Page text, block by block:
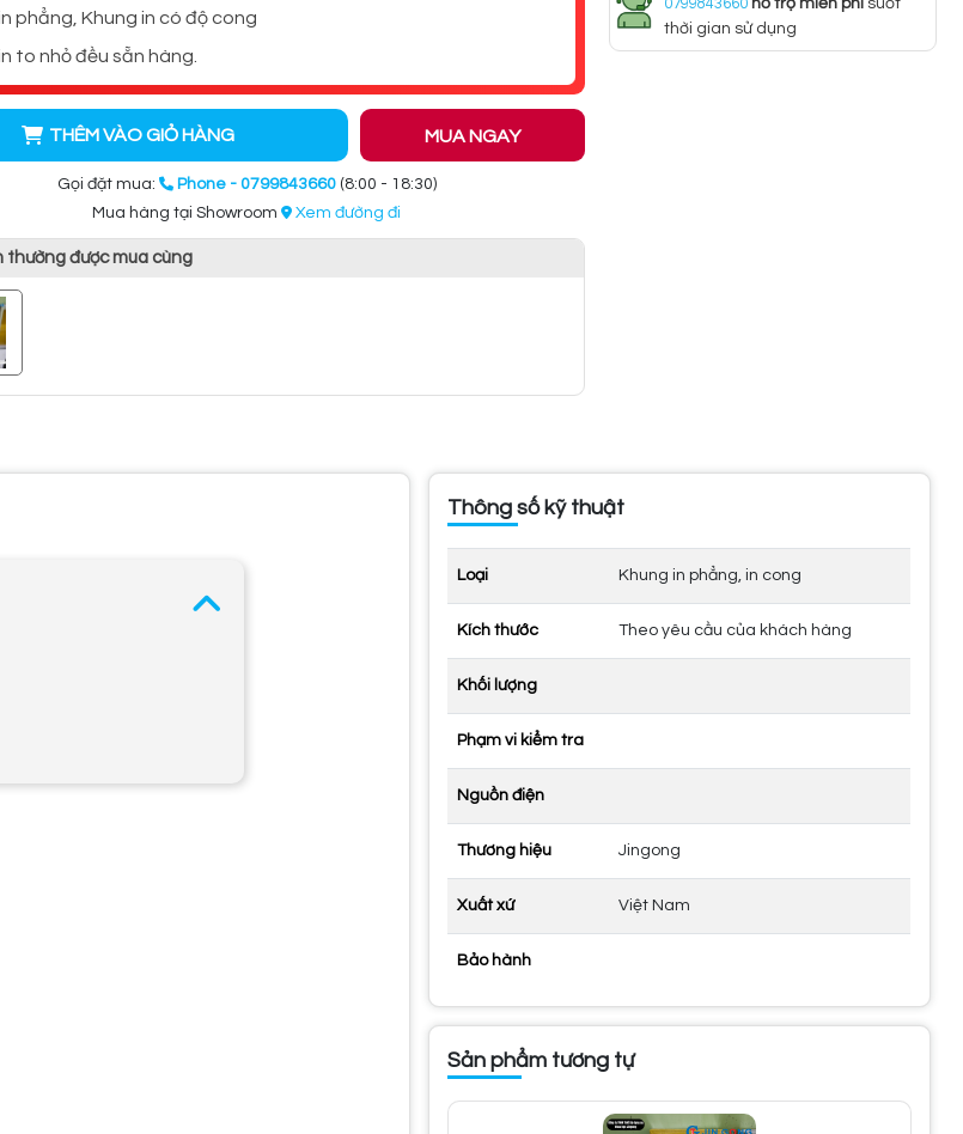
phẳng, Khung in có độ cong
to nhỏ đều sẵn hàng.
THÊM VÀO GIỎ HÀNG MUA NGAY
Gọi đặt mua: Phone - 0799843660 (8:00 - 18:30)
Mua hàng tại Showroom
Xem đường đi
thường được mua cùng
0799843660 hỗ trợ miễn phí suốt
thời gian sử dụng
Thông số kỹ thuật
Loại Khung in phẳng, in cong
Kích thước Theo yêu cầu của khách hàng
Khối lượng
Phạm vi kiểm tra
Nguồn điện
Thương hiệu Jingong
Xuất xứ Việt Nam
Bảo hành
Sản phẩm tương tự